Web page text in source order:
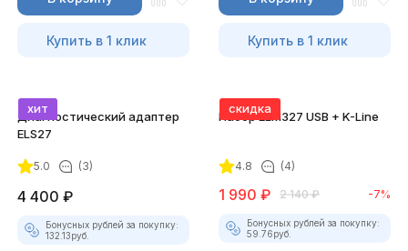
Купить в 1 клик Купить в 1 клик
хит
Диагностический адаптер
ELS27
5.0 (3)
4 400 ₽
Бонусных рублей за покупку:
132.13руб.
скидка
Набор ELM327 USB + K-Line
4.8 (4)
1 990 ₽ 2 140 ₽ -7%
Бонусных рублей за покупку:
59.76руб.